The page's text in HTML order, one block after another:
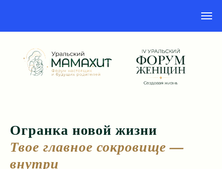
Огранка новой жизни
Твое главное сокровище —
внутри